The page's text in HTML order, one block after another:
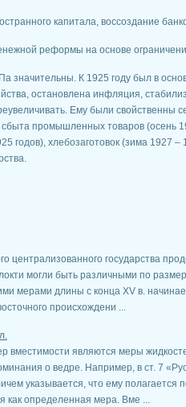
капитала, воссоздание
реформы на основе
значительны. К 1925 году был в
остановлена инфляция,
Ему были свойственны
сбыта промышленных товаров (осень
годов), хлебозаготовок (зима 1927
централизованного государства
могли быть различными по
мерами длины с конца XV в.
происхождени ...
вместимости являются меры
о ведре. Например, в ст. 7
указывается, что ему
как определенная мера. Вме ...